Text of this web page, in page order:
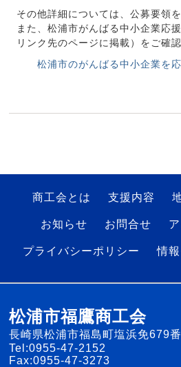
その他詳細については、公募要領
また、松浦市がんばる中小企業応
リンク先のページに掲載）をご確認
松浦市のがんばる中小企業を
商工会とは 支援内容
お知らせ お問合せ
プライバシーポリシー 情
松浦市福鷹商工会
長崎県松浦市福島町塩浜免679
Tel:0955-47-2152
Fax:0955-47-3273